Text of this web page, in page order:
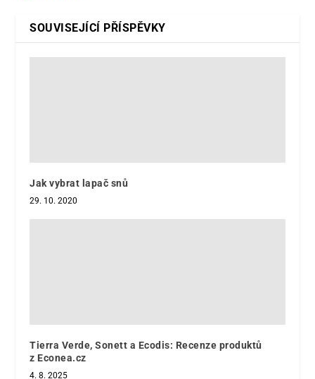
SOUVISEJÍCÍ PŘÍSPĚVKY
Jak vybrat lapač snů
29. 10. 2020
Tierra Verde, Sonett a Ecodis: Recenze produktů
z Econea.cz
4. 8. 2025